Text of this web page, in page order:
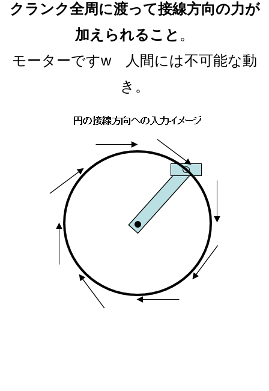
クランク全周に渡って接線方向の力が
加えられること 。
モーターですw 人間には不可能な動
き。